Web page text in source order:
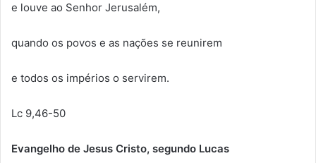
e louve ao Senhor Jerusalém,
quando os povos e as nações se reunirem
e todos os impérios o servirem.
Lc 9,46-50
Evangelho de Jesus Cristo, segundo Lucas